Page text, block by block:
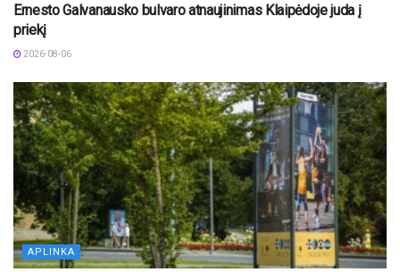
Ernesto Galvanausko bulvaro atnaujinimas Klaipėdoje juda į
priekį
2026-08-06
APLINKA